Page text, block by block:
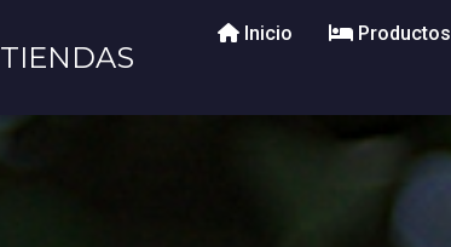
TIENDAS
Inicio Productos